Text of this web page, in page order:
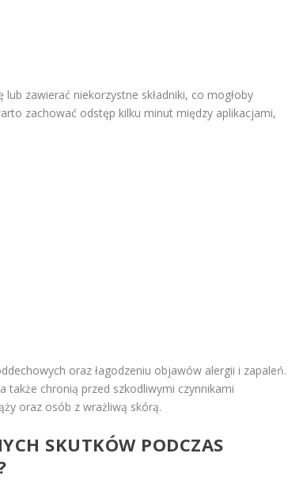
zawierać niekorzystne składniki, co mogłoby
zachować odstęp kilku minut między aplikacjami,
oraz łagodzeniu objawów alergii i zapaleń.
także chronią przed szkodliwymi czynnikami
oraz osób z wrażliwą skórą.
SKUTKÓW PODCZAS